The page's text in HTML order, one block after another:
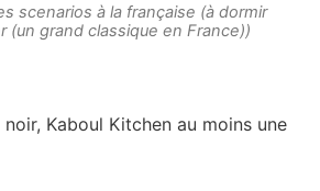
scenarios à la française (à dormir
grand classique en France))
Kaboul Kitchen au moins une